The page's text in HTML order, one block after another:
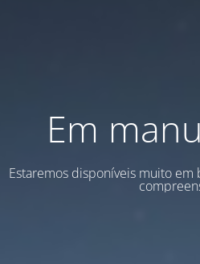
Em
Estaremos disponíveis muito em